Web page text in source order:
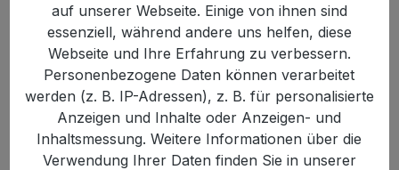
Bildergalerie überspringen
auf unserer Webseite. Einige von ihnen sind
essenziell, während andere uns helfen, diese
Webseite und Ihre Erfahrung zu verbessern.
Personenbezogene Daten können verarbeitet
werden (z. B. IP-Adressen), z. B. für personalisierte
Anzeigen und Inhalte oder Anzeigen- und
Inhaltsmessung. Weitere Informationen über die
Verwendung Ihrer Daten finden Sie in unserer